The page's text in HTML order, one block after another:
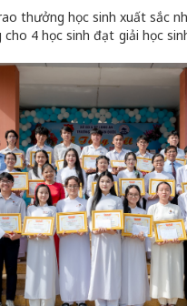
thưởng học sinh xuất sắc
4 học sinh đạt giải học